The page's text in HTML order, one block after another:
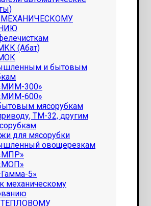
(Абат)
и бытовым
300»
600»
мясорубкам
ТМ-32, другим
для мясорубки
овощерезкам
5»
механическому